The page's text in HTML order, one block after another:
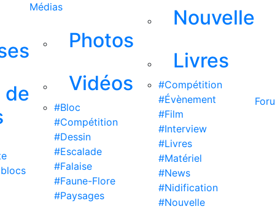
de
Médias
Photos
Vidéos
#Bloc
#Compétition
#Dessin
#Escalade
#Falaise
#Faune-Flore
#Paysages
Nouvelle
Livres
#Compétition
#Évènement
#Film
#Interview
#Livres
#Matériel
#News
#Nidification
#Nouvelle